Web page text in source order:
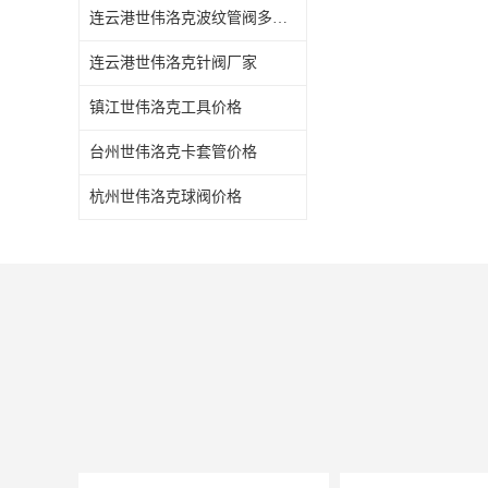
连云港世伟洛克波纹管阀多少钱
连云港世伟洛克针阀厂家
镇江世伟洛克工具价格
台州世伟洛克卡套管价格
杭州世伟洛克球阀价格